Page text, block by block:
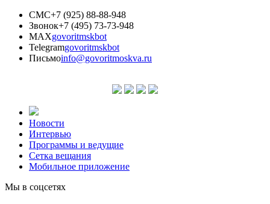
СМС+7 (925) 88-88-948
Звонок+7 (495) 73-73-948
MAXgovoritmskbot
Telegramgovoritmskbot
Письмоinfo@govoritmoskva.ru
Новости
Интервью
Программы и ведущие
Сетка вещания
Мобильное приложение
Мы в соцсетях